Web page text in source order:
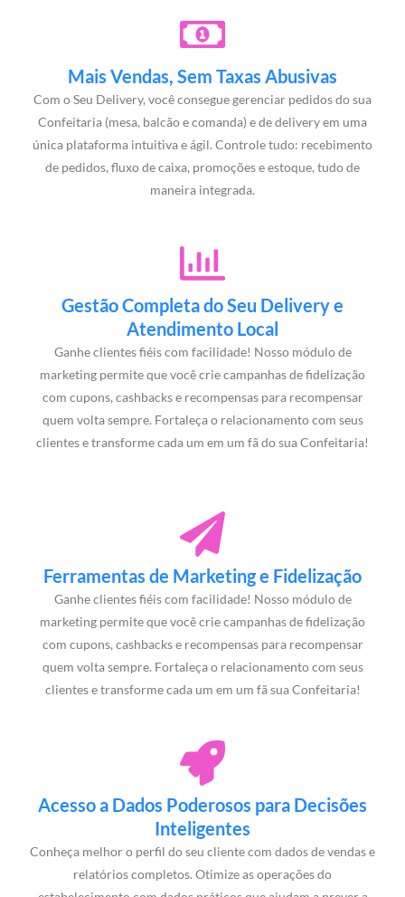
Mais Vendas, Sem Taxas Abusivas
Com o Seu Delivery, você consegue gerenciar pedidos do sua
Confeitaria (mesa, balcão e comanda) e de delivery em uma
única plataforma intuitiva e ágil. Controle tudo: recebimento
de pedidos, fluxo de caixa, promoções e estoque, tudo de
maneira integrada.
Gestão Completa do Seu Delivery e
Atendimento Local
Ganhe clientes fiéis com facilidade! Nosso módulo de
marketing permite que você crie campanhas de fidelização
com cupons, cashbacks e recompensas para recompensar
quem volta sempre. Fortaleça o relacionamento com seus
clientes e transforme cada um em um fã do sua Confeitaria!
Ferramentas de Marketing e Fidelização
Ganhe clientes fiéis com facilidade! Nosso módulo de
marketing permite que você crie campanhas de fidelização
com cupons, cashbacks e recompensas para recompensar
quem volta sempre. Fortaleça o relacionamento com seus
clientes e transforme cada um em um fã sua Confeitaria!
Acesso a Dados Poderosos para Decisões
Inteligentes
Conheça melhor o perfil do seu cliente com dados de vendas e
relatórios completos. Otimize as operações do